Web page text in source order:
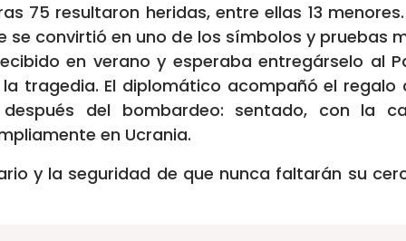
75 resultaron heridas, entre ellas 13
convirtió en uno de los símbolos y pruebas
en verano y esperaba entregárselo al
tragedia. El diplomático acompañó el regalo
del bombardeo: sentado, con la
en Ucrania.
y la seguridad de que nunca faltarán su